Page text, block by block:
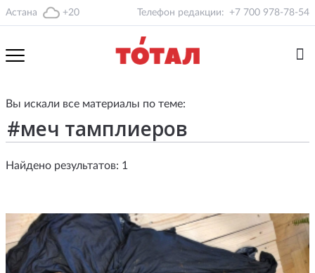
Астана +20 Телефон редакции: +7 700 978-78-54
Вы искали все материалы по теме:
Найдено результатов: 1